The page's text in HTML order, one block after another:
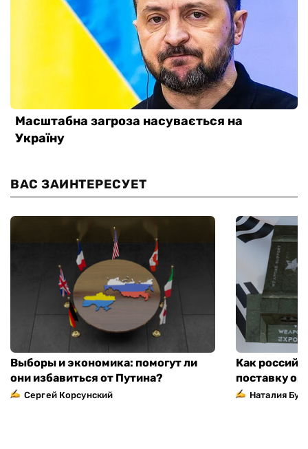
ВАС ЗАИНТЕРЕСУЕТ
Выборы и экономика: помогут ли
они избавиться от Путина?
Сергей Корсунский
Как
поставку
Наталия